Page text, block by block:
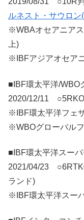
ルネスト・サウロン
※WBAオセアニア
上)
※IBFアジアオセア
■IBF環太平洋/WBO
2020/12/11
※IBF環太平洋フェ
※WBOグローバル
■IBF環太平洋スー
2021/04/23
ランド)
※IBF環太平洋スー